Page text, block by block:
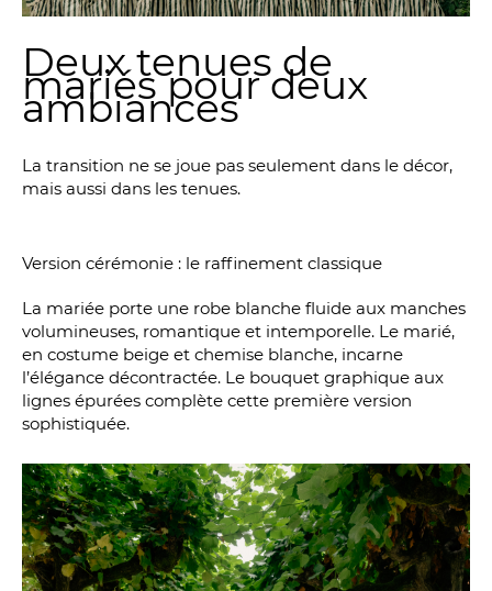
Deux tenues de
mariés pour deux
ambiances
La transition ne se joue pas seulement dans le décor,
mais aussi dans les tenues.
Version cérémonie : le raffinement classique
La mariée porte une robe blanche fluide aux manches
volumineuses, romantique et intemporelle. Le marié,
en costume beige et chemise blanche, incarne
l’élégance décontractée. Le bouquet graphique aux
lignes épurées complète cette première version
sophistiquée.